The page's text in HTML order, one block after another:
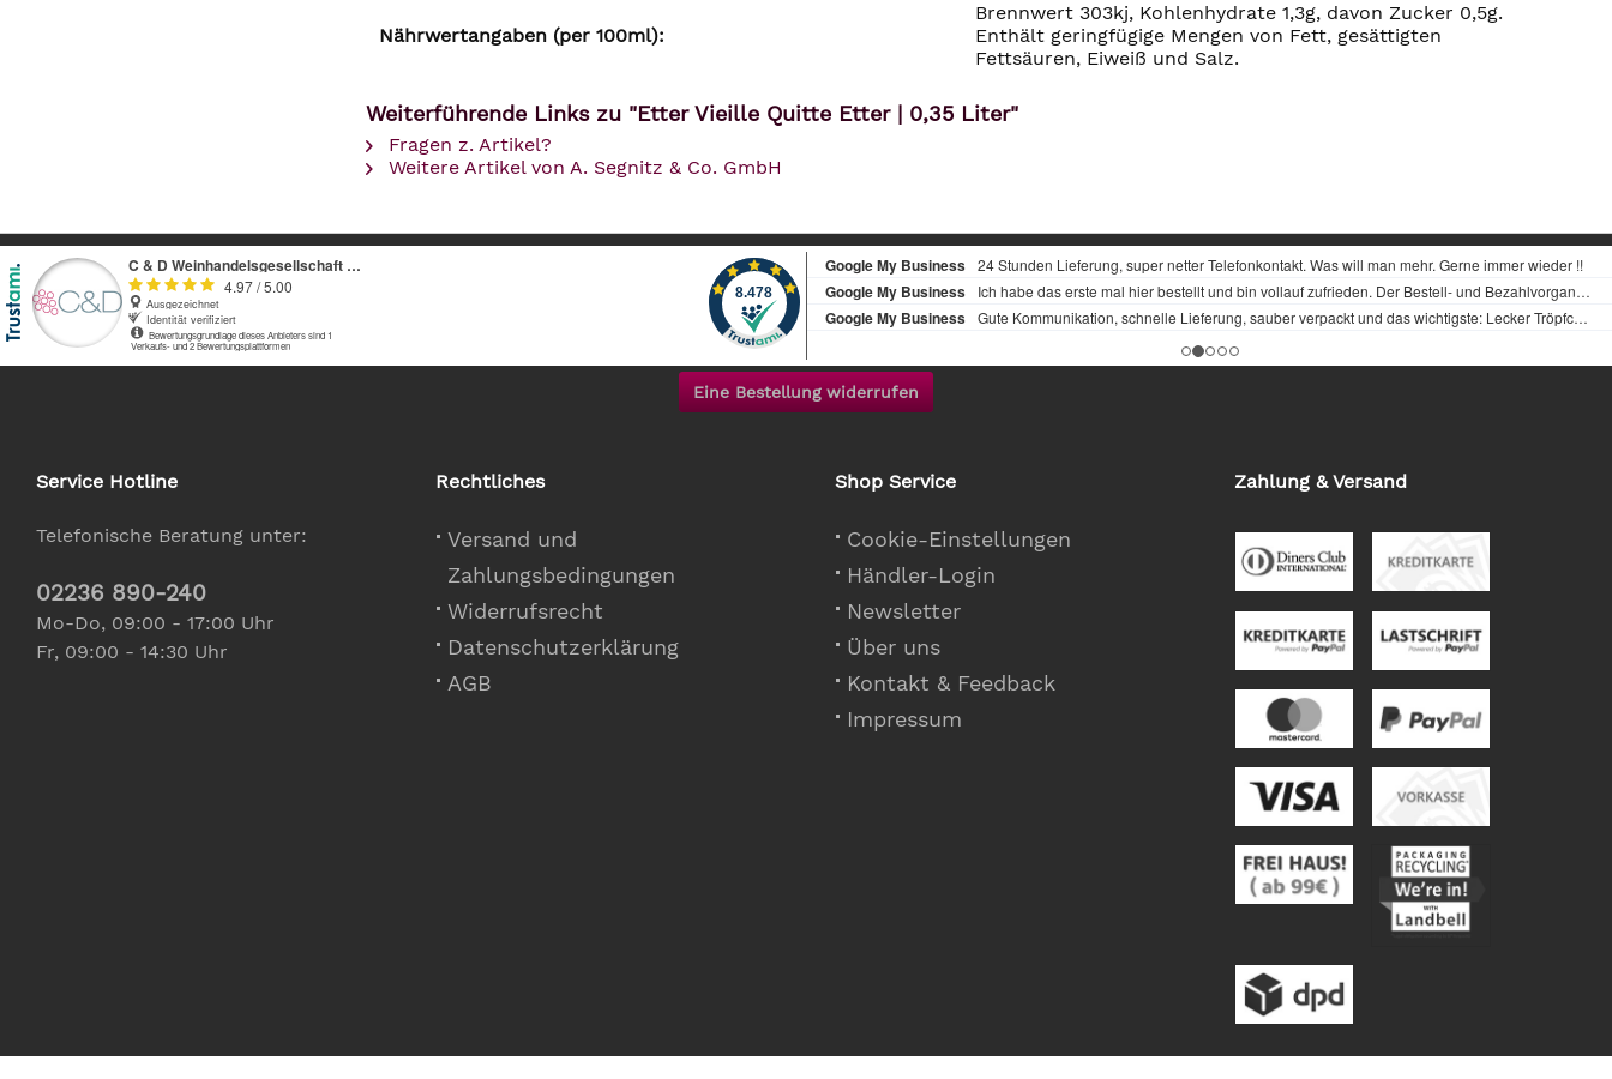
Nährwertangaben (per 100ml):
Brennwert 303kj, Kohlenhydrate 1,3g, davon Zucker 0,5g.
Enthält geringfügige Mengen von Fett, gesättigten
Fettsäuren, Eiweiß und Salz.
Weiterführende Links zu "Etter Vieille Quitte Etter | 0,35 Liter"
Fragen z. Artikel?
Weitere Artikel von A. Segnitz & Co. GmbH
Eine Bestellung widerrufen
Service Hotline
Telefonische Beratung unter:
02236 890-240
Mo-Do, 09:00 - 17:00 Uhr
Fr, 09:00 - 14:30 Uhr
Rechtliches
Versand und
Zahlungsbedingungen
Widerrufsrecht
Datenschutzerklärung
AGB
Shop Service
Cookie-Einstellungen
Händler-Login
Newsletter
Über uns
Kontakt & Feedback
Impressum
Zahlung & Versand